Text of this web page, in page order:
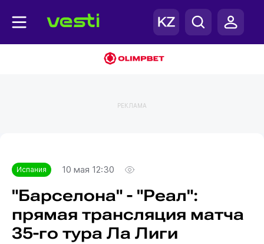
РЕКЛАМА
Испания 10 мая 12:30
"Барселона" - "Реал":
прямая трансляция матча
35-го тура Ла Лиги